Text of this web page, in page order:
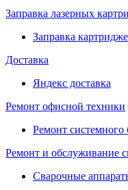
Заправка лазерных
Заправка
Доставка
Яндекс доставка
Ремонт офисной техники
Ремонт системного
Ремонт и обслуживание
Сварочные